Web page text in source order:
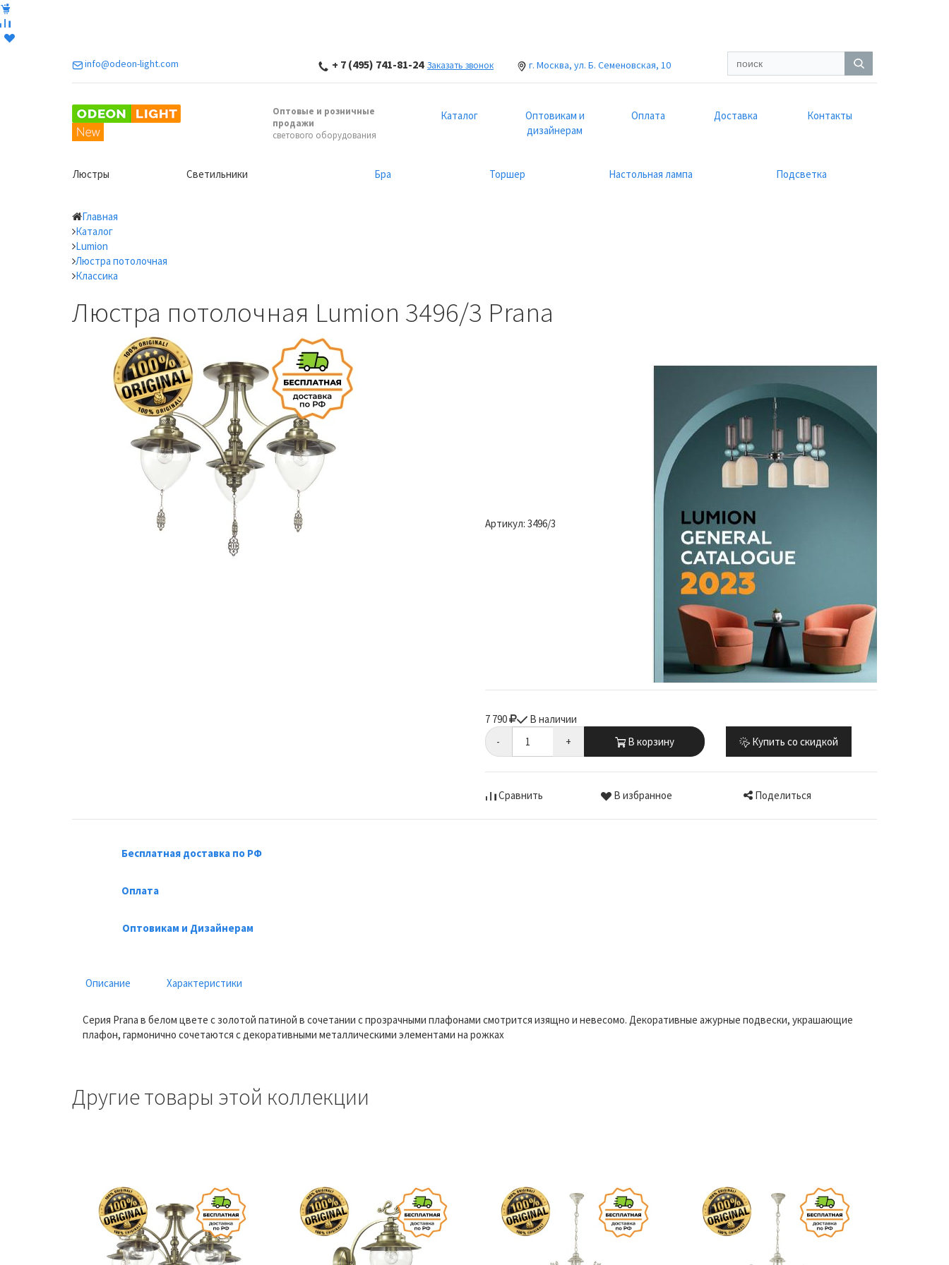
info@odeon-light.com + 7 (495) 741-81-24 Заказать звонок г. Москва, ул. Б. Семеновская, 10
Оптовые и розничные
продажи
светового оборудования
Каталог
Оптовикам и
дизайнерам
Оплата Доставка Контакты
Люстры Светильники Бра Торшер Настольная лампа Подсветка
Главная
Каталог
Lumion
Люстра потолочная
Классика
Люстра потолочная Lumion 3496/3 Prana
Артикул: 3496/3
7 790
В наличии
-
+ В корзину Купить со скидкой
Сравнить В избранное Поделиться
Бесплатная доставка по РФ
Оплата
Оптовикам и Дизайнерам
Описание Характеристики
Серия Prana в белом цвете с золотой патиной в сочетании с прозрачными плафонами смотрится изящно и невесомо. Декоративные ажурные подвески, украшающие
плафон, гармонично сочетаются с декоративными металлическими элементами на рожках
Другие товары этой коллекции